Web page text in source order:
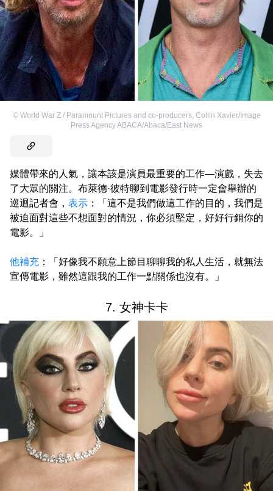
© World War Z / Paramount Pictures and co-producers, Collin Xavier/Image
Press Agency ABACA/Abaca/East News
媒體帶來的人氣，讓本該是演員最重要的工作—演戲，失去
了大眾的關注。布萊德·彼特聊到電影發行時一定會舉辦的
巡迴記者會， 表示 ：「這不是我們做這工作的目的，我們是
被迫面對這些不想面對的情況，你必須堅定，好好行銷你的
電影。」
他補充 ：「好像我不願意上節目聊聊我的私人生活，就無法
宣傳電影，雖然這跟我的工作一點關係也沒有。」
7. 女神卡卡